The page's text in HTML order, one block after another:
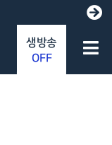
생방송
OFF